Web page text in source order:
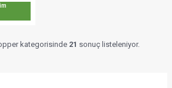
kategorisinde 21 sonuç listeleniyor.